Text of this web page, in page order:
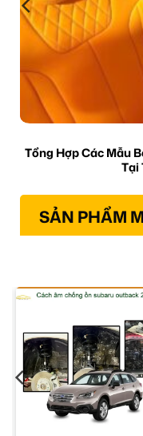
Tổng Hợp Các Mẫu
Tại
SẢN PHẨM